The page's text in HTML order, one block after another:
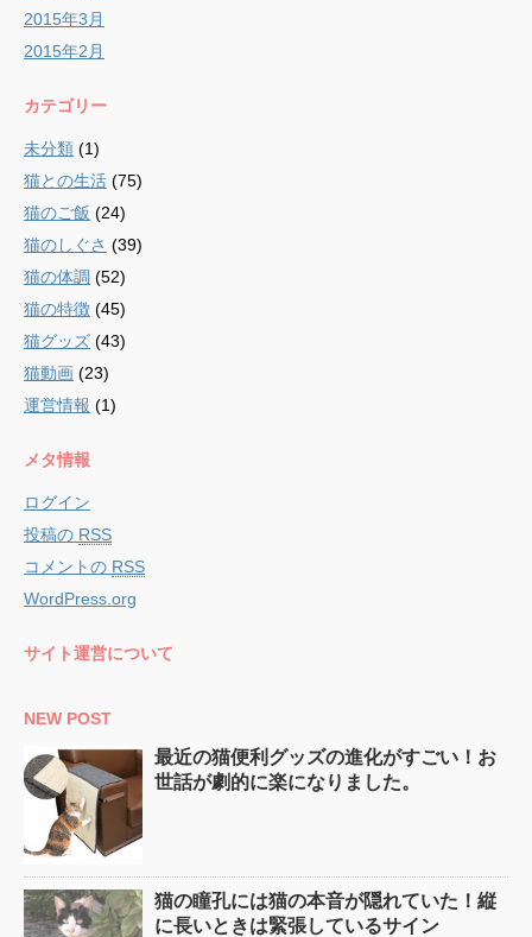
2015年3月
2015年2月
カテゴリー
未分類 (1)
猫との生活 (75)
猫のご飯 (24)
猫のしぐさ (39)
猫の体調 (52)
猫の特徴 (45)
猫グッズ (43)
猫動画 (23)
運営情報 (1)
メタ情報
ログイン
投稿の RSS
コメントの RSS
WordPress.org
サイト運営について
NEW POST
最近の猫便利グッズの進化がすごい！お
世話が劇的に楽になりました。
猫の瞳孔には猫の本音が隠れていた！縦
に長いときは緊張しているサイン